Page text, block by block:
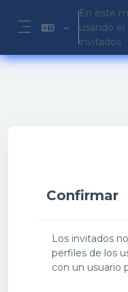
Salta al contenido principal
Panel lateral
En este
usando el
invitados
Confirmar
Los invitados
perfiles de los
con un usuario